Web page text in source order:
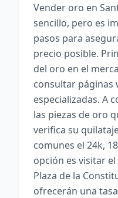
Vender oro en
sencillo, pero es
pasos para
precio posible.
del oro en el
consultar páginas
especializadas. A
las piezas de oro
verifica su
comunes el 24k,
opción es visitar
Plaza de la
ofrecerán una